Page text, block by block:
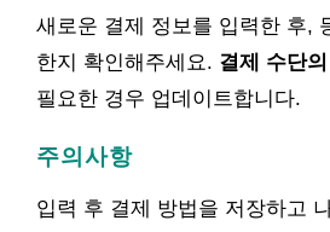
새로운 결제 정보를 입력한 후,
한지 확인해주세요. 결제 수단
필요한 경우 업데이트합니다.
주의사항
입력 후 결제 방법을 저장하고